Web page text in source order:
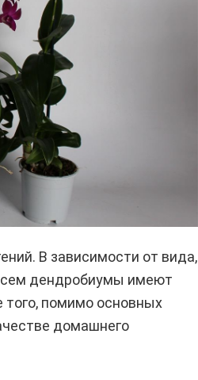
В зависимости от вида,
дендробиумы имеют
того, помимо основных
домашнего